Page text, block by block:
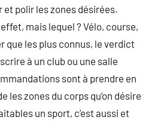
polir les zones désirées.
mais lequel ? Vélo, course,
que les plus connus, le verdict
à un club ou une salle
sont à prendre en
les zones du corps qu’on désire
un sport, c’est aussi et